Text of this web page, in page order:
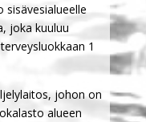
joka kuuluu
1
johon on
alueen